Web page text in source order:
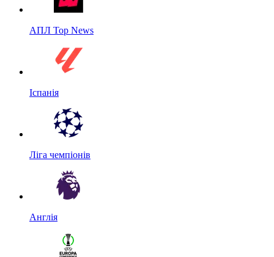
АПЛ Top News
Іспанія
Ліга чемпіонів
Англія